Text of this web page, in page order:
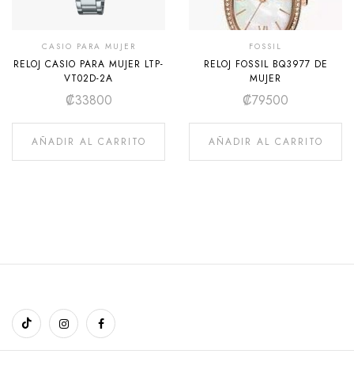
CASIO PARA MUJER
RELOJ CASIO PARA MUJER LTP-
VT02D-2A
₡33800
AÑADIR AL CARRITO
FOSSIL
RELOJ FOSSIL BQ3977 DE
MUJER
₡79500
AÑADIR AL CARRITO